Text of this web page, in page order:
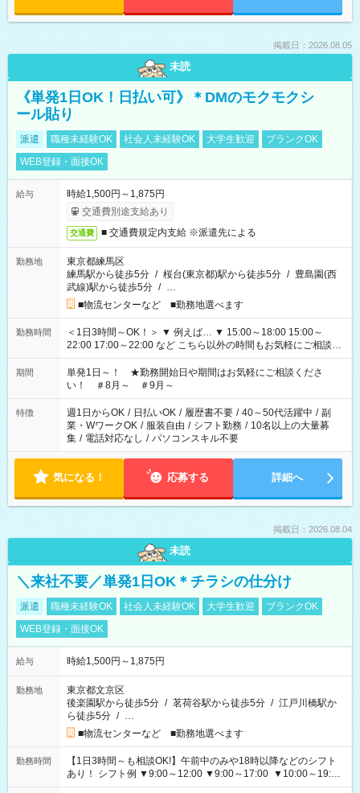
掲載日：2026.08.05
未読
《単発1日OK！日払い可》＊DMのモクモクシ
ール貼り
派遣 職種未経験OK 社会人未経験OK 大学生歓迎
ブランクOK
WEB登録・面接OK
給与
時給1,500円～1,875円
交通費別途支給あり
交通費 ■ 交通費規定内支給 ※派遣先による
勤務地
東京都練馬区
練馬駅から徒歩5分 / 桜台(東京都)駅から徒歩5分 / 豊島園(西
武線)駅から徒歩5分 / …
■物流センターなど ■勤務地選べます
勤務時間
＜1日3時間～OK！＞ ▼ 例えば… ▼ 15:00～18:00 15:00～
22:00 17:00～22:00 など こちら以外の時間もお気軽にご相談く
ださい！
期間
単発1日～！ ★勤務開始日や期間はお気軽にご相談くださ
い！ ＃8月～ ＃9月～
特徴 週1日からOK / 日払いOK / 履歴書不要 / 40～50代活躍中 / 副
業・WワークOK / 服装自由 / シフト勤務 / 10名以上の大量募
集 / 電話対応なし / パソコンスキル不要
気になる！ 応募する 詳細へ
掲載日：2026.08.04
未読
＼来社不要／単発1日OK＊チラシの仕分け
派遣 職種未経験OK 社会人未経験OK 大学生歓迎
ブランクOK
WEB登録・面接OK
給与 時給1,500円～1,875円
勤務地
東京都文京区
後楽園駅から徒歩5分 / 茗荷谷駅から徒歩5分 / 江戸川橋駅か
ら徒歩5分 / …
■物流センターなど ■勤務地選べます
勤務時間
【1日3時間～も相談OK!】午前中のみや18時以降などのシフト
あり！ シフト例 ▼9:00～12:00 ▼9:00～17:00 ▼10:00～19:00
▼18:00～21:00